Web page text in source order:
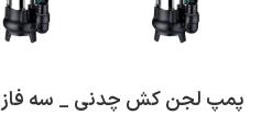
پمپ لجن کش چدنی _ سه فاز SSZ 100-65